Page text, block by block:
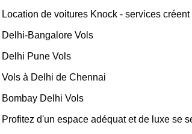
Location de voitures Knock - services
Delhi-Bangalore Vols
Delhi Pune Vols
Vols à Delhi de Chennai
Bombay Delhi Vols
Profitez d'un espace adéquat et de luxe se